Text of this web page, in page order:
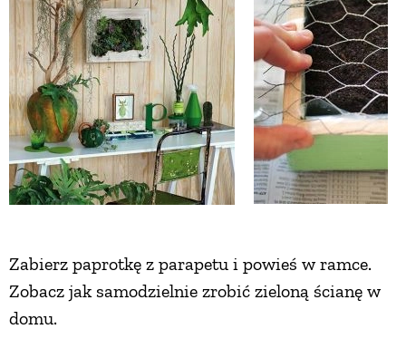
Zabierz paprotkę z parapetu i powieś w ramce.
Zobacz jak samodzielnie zrobić zieloną ścianę w
domu.